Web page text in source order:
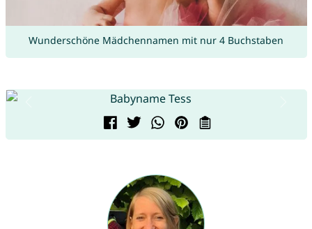
Wunderschöne Mädchennamen mit nur 4 Buchstaben